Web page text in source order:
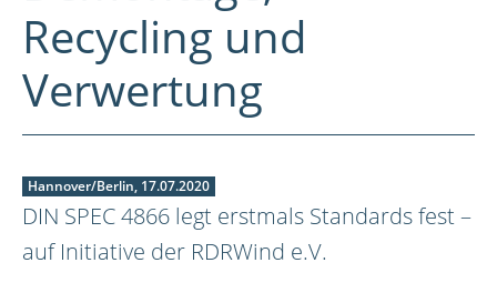
Recycling und
Verwertung
Hannover/Berlin, 17.07.2020
DIN SPEC 4866 legt erstmals Standards fest –
auf Initiative der RDRWind e.V.